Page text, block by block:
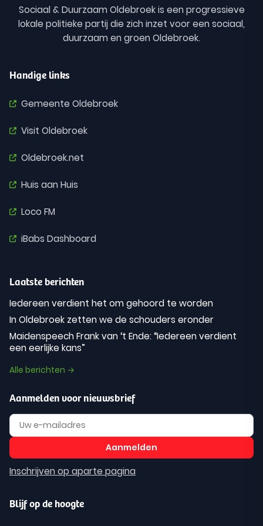
Sociaal & Duurzaam Oldebroek is een progressieve
lokale politieke partij die zich inzet voor een sociaal,
duurzaam en groen Oldebroek.
Handige links
Gemeente Oldebroek
Visit Oldebroek
Oldebroek.net
Huis aan Huis
Loco FM
iBabs Dashboard
Laatste berichten
Iedereen verdient het om gehoord te worden
In Oldebroek zetten we de schouders eronder
Maidenspeech Frank van ‘t Ende: “Iedereen verdient
een eerlijke kans”
Alle berichten →
Aanmelden voor nieuwsbrief
Inschrijven op aparte pagina
Blijf op de hoogte